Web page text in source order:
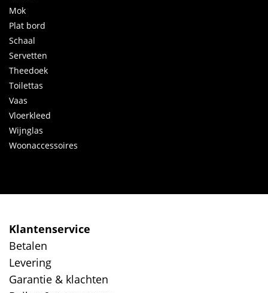
Mok
Plat bord
Schaal
Servetten
Theedoek
Toilettas
Vaas
Vloerkleed
Wijnglas
Woonaccessoires
Klantenservice
Betalen
Levering
Garantie & klachten